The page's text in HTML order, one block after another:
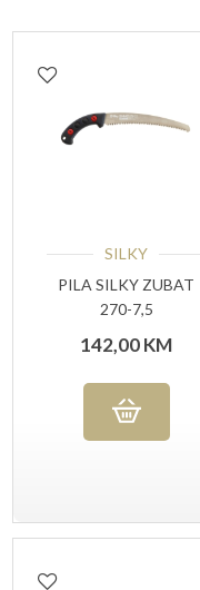
SILKY
PILA SILKY ZUBAT
270-7,5
142,00KM